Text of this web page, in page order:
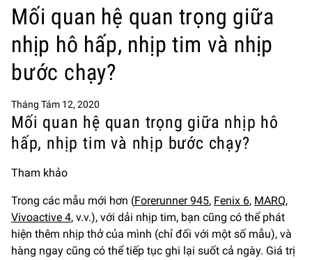
Mối quan hệ quan trọng giữa
nhịp hô hấp, nhịp tim và nhịp
bước chạy?
Tháng Tám 12, 2020
Mối quan hệ quan trọng giữa nhịp hô
hấp, nhịp tim và nhịp bước chạy?
Tham khảo
Trong các mẫu mới hơn (Forerunner 945, Fenix 6, MARQ,
Vivoactive 4, v.v.), với dải nhịp tim, bạn cũng có thể phát
hiện thêm nhịp thở của mình (chỉ đối với một số mẫu), và
hàng ngay cũng có thể tiếp tục ghi lại suốt cả ngày. Giá trị